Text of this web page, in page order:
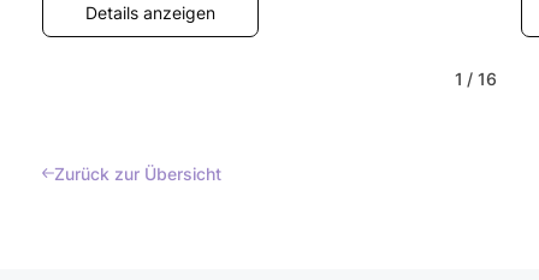
Details anzeigen
1 / 16
Zurück zur Übersicht